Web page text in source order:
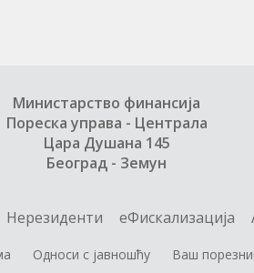
Министарство финансија
Пореска управа - Централа
Цара Душана 145
Београд - Земун
Нерезиденти еФискализација
Односи с јавношћу Ваш